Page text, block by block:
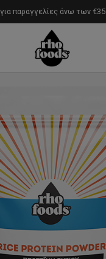
παραγγελίες άνω των €35